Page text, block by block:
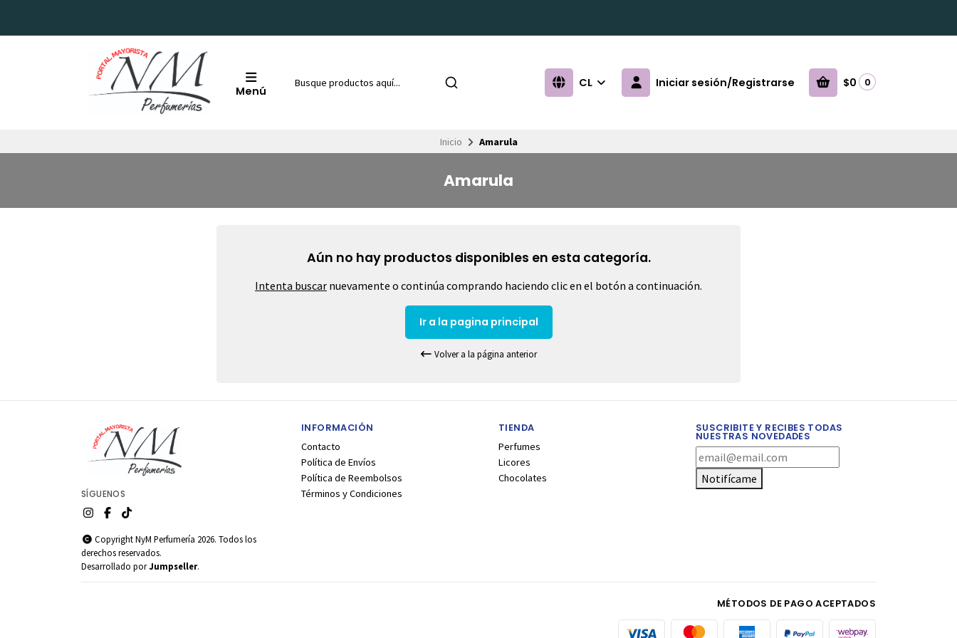
Menú
CL Iniciar sesión/Registrarse $0 0
Inicio Amarula
Amarula
Aún no hay productos disponibles en esta categoría.
Intenta buscar nuevamente o continúa comprando haciendo clic en el botón a continuación.
Ir a la pagina principal
Volver a la página anterior
SÍGUENOS
Copyright NyM Perfumería 2026. Todos los
derechos reservados.
Desarrollado porJumpseller.
INFORMACIÓN
Contacto
Política de Envíos
Política de Reembolsos
Términos y Condiciones
TIENDA
Perfumes
Licores
Chocolates
SUSCRIBITE Y RECIBES TODAS
NUESTRAS NOVEDADES
Notifícame
MÉTODOS DE PAGO ACEPTADOS